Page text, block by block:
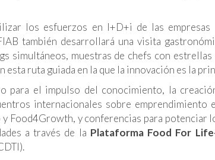
los esfuerzos en I+D+i de las
también desarrollará una visita
simultáneos, muestras de chefs con
esta ruta guiada en la que la innovación es la
para el impulso del conocimiento, la
internacionales sobre emprendimiento
y Food4Growth, y conferencias para potenciar
a través de la Plataforma Food For